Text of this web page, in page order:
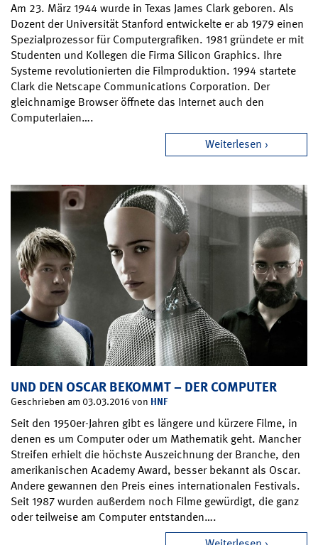
Am 23. März 1944 wurde in Texas James Clark geboren. Als
Dozent der Universität Stanford entwickelte er ab 1979 einen
Spezialprozessor für Computergrafiken. 1981 gründete er mit
Studenten und Kollegen die Firma Silicon Graphics. Ihre
Systeme revolutionierten die Filmproduktion. 1994 startete
Clark die Netscape Communications Corporation. Der
gleichnamige Browser öffnete das Internet auch den
Computerlaien….
Weiterlesen
UND DEN OSCAR BEKOMMT – DER COMPUTER
Geschrieben am 03.03.2016 von HNF
Seit den 1950er-Jahren gibt es längere und kürzere Filme, in
denen es um Computer oder um Mathematik geht. Mancher
Streifen erhielt die höchste Auszeichnung der Branche, den
amerikanischen Academy Award, besser bekannt als Oscar.
Andere gewannen den Preis eines internationalen Festivals.
Seit 1987 wurden außerdem noch Filme gewürdigt, die ganz
oder teilweise am Computer entstanden….